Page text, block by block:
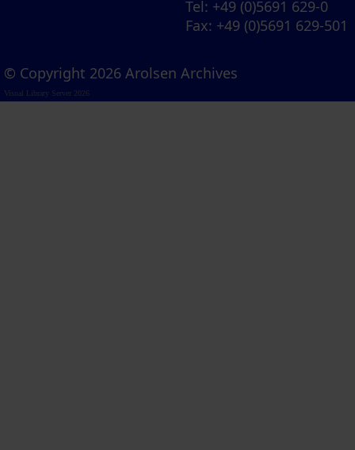
Tel: +49 (0)5691 629-0
Fax: +49 (0)5691 629-501
© Copyright 2026 Arolsen Archives
Visual Library Server 2026